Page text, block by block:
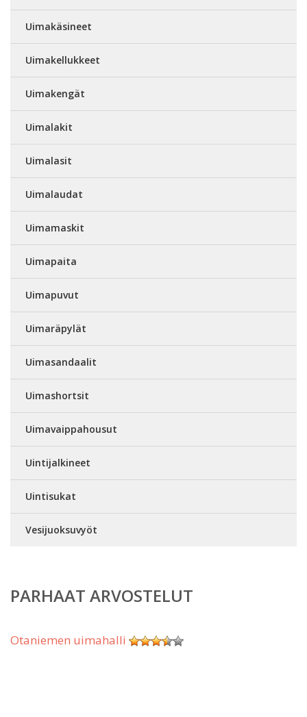
Uimakäsineet
Uimakellukkeet
Uimakengät
Uimalakit
Uimalasit
Uimalaudat
Uimamaskit
Uimapaita
Uimapuvut
Uimaräpylät
Uimasandaalit
Uimashortsit
Uimavaippahousut
Uintijalkineet
Uintisukat
Vesijuoksuvyöt
PARHAAT ARVOSTELUT
Otaniemen uimahalli